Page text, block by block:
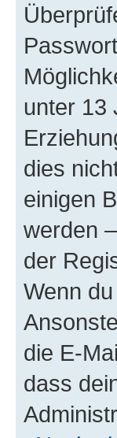
unter 13
dies
einigen
werden
der
Wenn
die E-
dass